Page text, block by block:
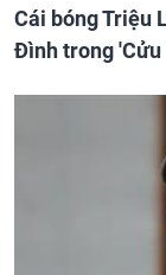
Cái bóng Triệu
Đình trong 'Cửu